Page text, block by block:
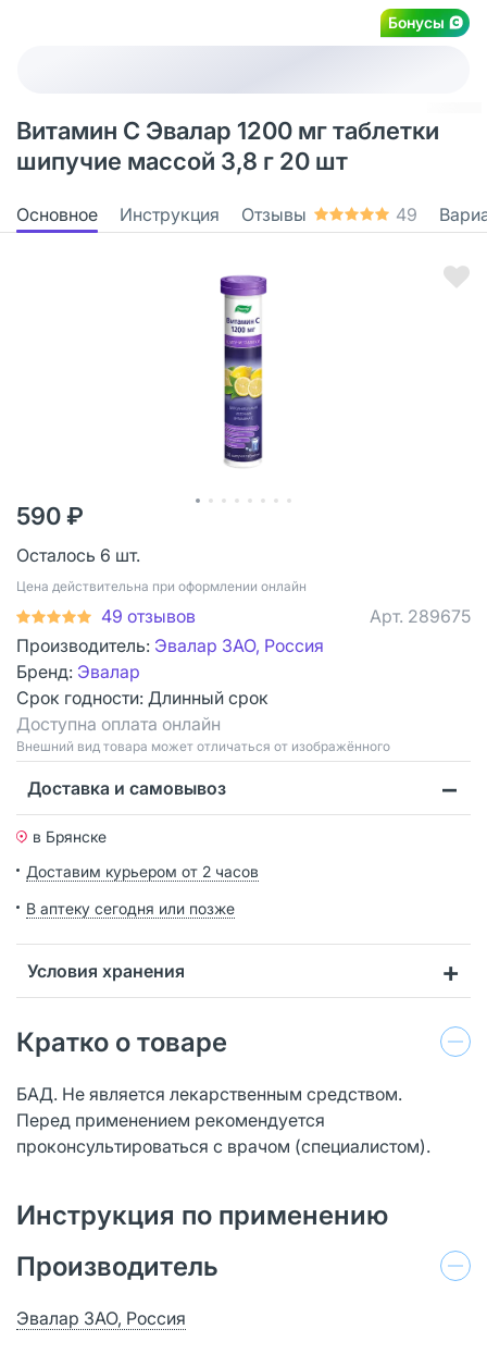
Бонусы
Витамин С Эвалар 1200 мг таблетки
шипучие массой 3,8 г 20 шт
Основное Инструкция Отзывы 49
590 ₽
Осталось 6 шт.
Цена действительна при оформлении онлайн
49 отзывов Арт. 289675
Производитель: Эвалар ЗАО, Россия
Бренд: Эвалар
Срок годности: Длинный срок
Доступна оплата онлайн
Bнешний вид товара может отличаться от изображённого
Доставка и самовывоз
в Брянске
Доставим курьером от 2 часов
В аптеку сегодня или позже
Условия хранения
Кратко о товаре
БАД. Не является лекарственным средством.
Перед применением рекомендуется
проконсультироваться с врачом (специалистом).
Инструкция по применению
Производитель
Эвалар ЗАО, Россия